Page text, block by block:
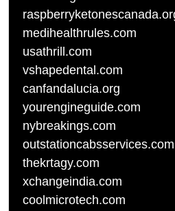
medihealthrules.com
usathrill.com
vshapedental.com
canfandalucia.org
yourengineguide.com
nybreakings.com
outstationcabsservices.com
thekrtagy.com
xchangeindia.com
coolmicrotech.com